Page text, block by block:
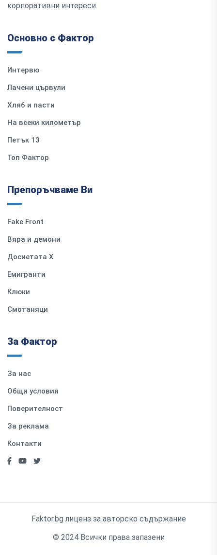
корпоративни интереси.
Основно с Фактор
Интервю
Лачени цървули
Хляб и пасти
На всеки километър
Петък 13
Топ Фактор
Препоръчваме Ви
Fake Front
Вяра и демони
Досиетата Х
Емигранти
Клюки
Смотаняци
За Фактор
За нас
Общи условия
Поверителност
За реклама
Контакти
Faktor.bg лиценз за авторско съдържание
© 2024 Всички права запазени